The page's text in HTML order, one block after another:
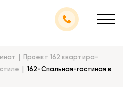
Проект 162 квартира-
162-Спальная-гостиная в